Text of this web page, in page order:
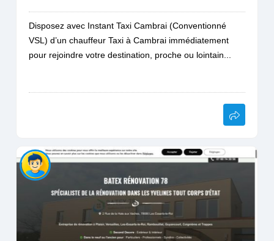
Disposez avec Instant Taxi Cambrai (Conventionné
VSL) d’un chauffeur Taxi à Cambrai immédiatement
pour rejoindre votre destination, proche ou lointain...